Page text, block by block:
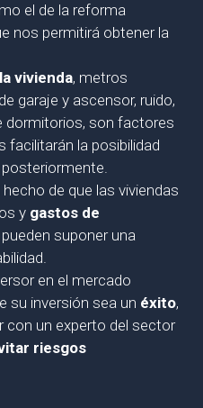
el de la reforma
nos permitirá obtener la
vivienda, metros
garaje y ascensor, ruido,
dormitorios, son factores
facilitarán la posibilidad
posteriormente.
de que las viviendas
y gastos de
suponer una
en el mercado
su inversión sea un éxito,
un experto del sector
riesgos